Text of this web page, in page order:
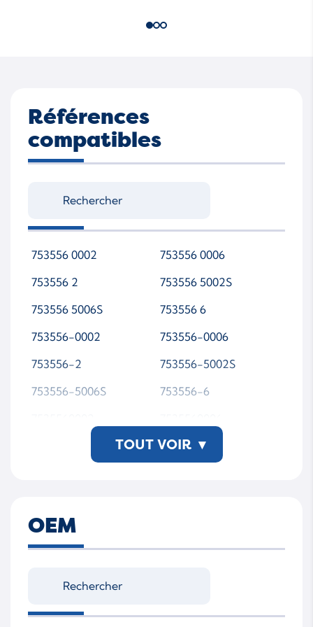
Références
compatibles
753556 0002
753556 0006
753556 2
753556 5002S
753556 5006S
753556 6
753556-0002
753556-0006
753556-2
753556-5002S
753556-5006S
753556-6
7535565002S
756047 0005
756047 2
756047 4
756047 5
756047 5004S
TOUT VOIR ▾
OEM